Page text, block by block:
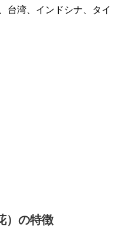
台湾、インドシナ、タイ
の特徴